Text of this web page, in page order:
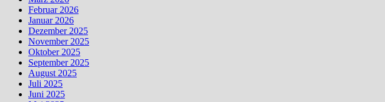
Februar 2026
Januar 2026
Dezember 2025
November 2025
Oktober 2025
September 2025
August 2025
Juli 2025
Juni 2025